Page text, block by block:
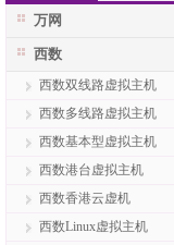
万网
西数
西数双线路虚拟主机
西数多线路虚拟主机
西数基本型虚拟主机
西数港台虚拟主机
西数香港云虚机
西数Linux虚拟主机